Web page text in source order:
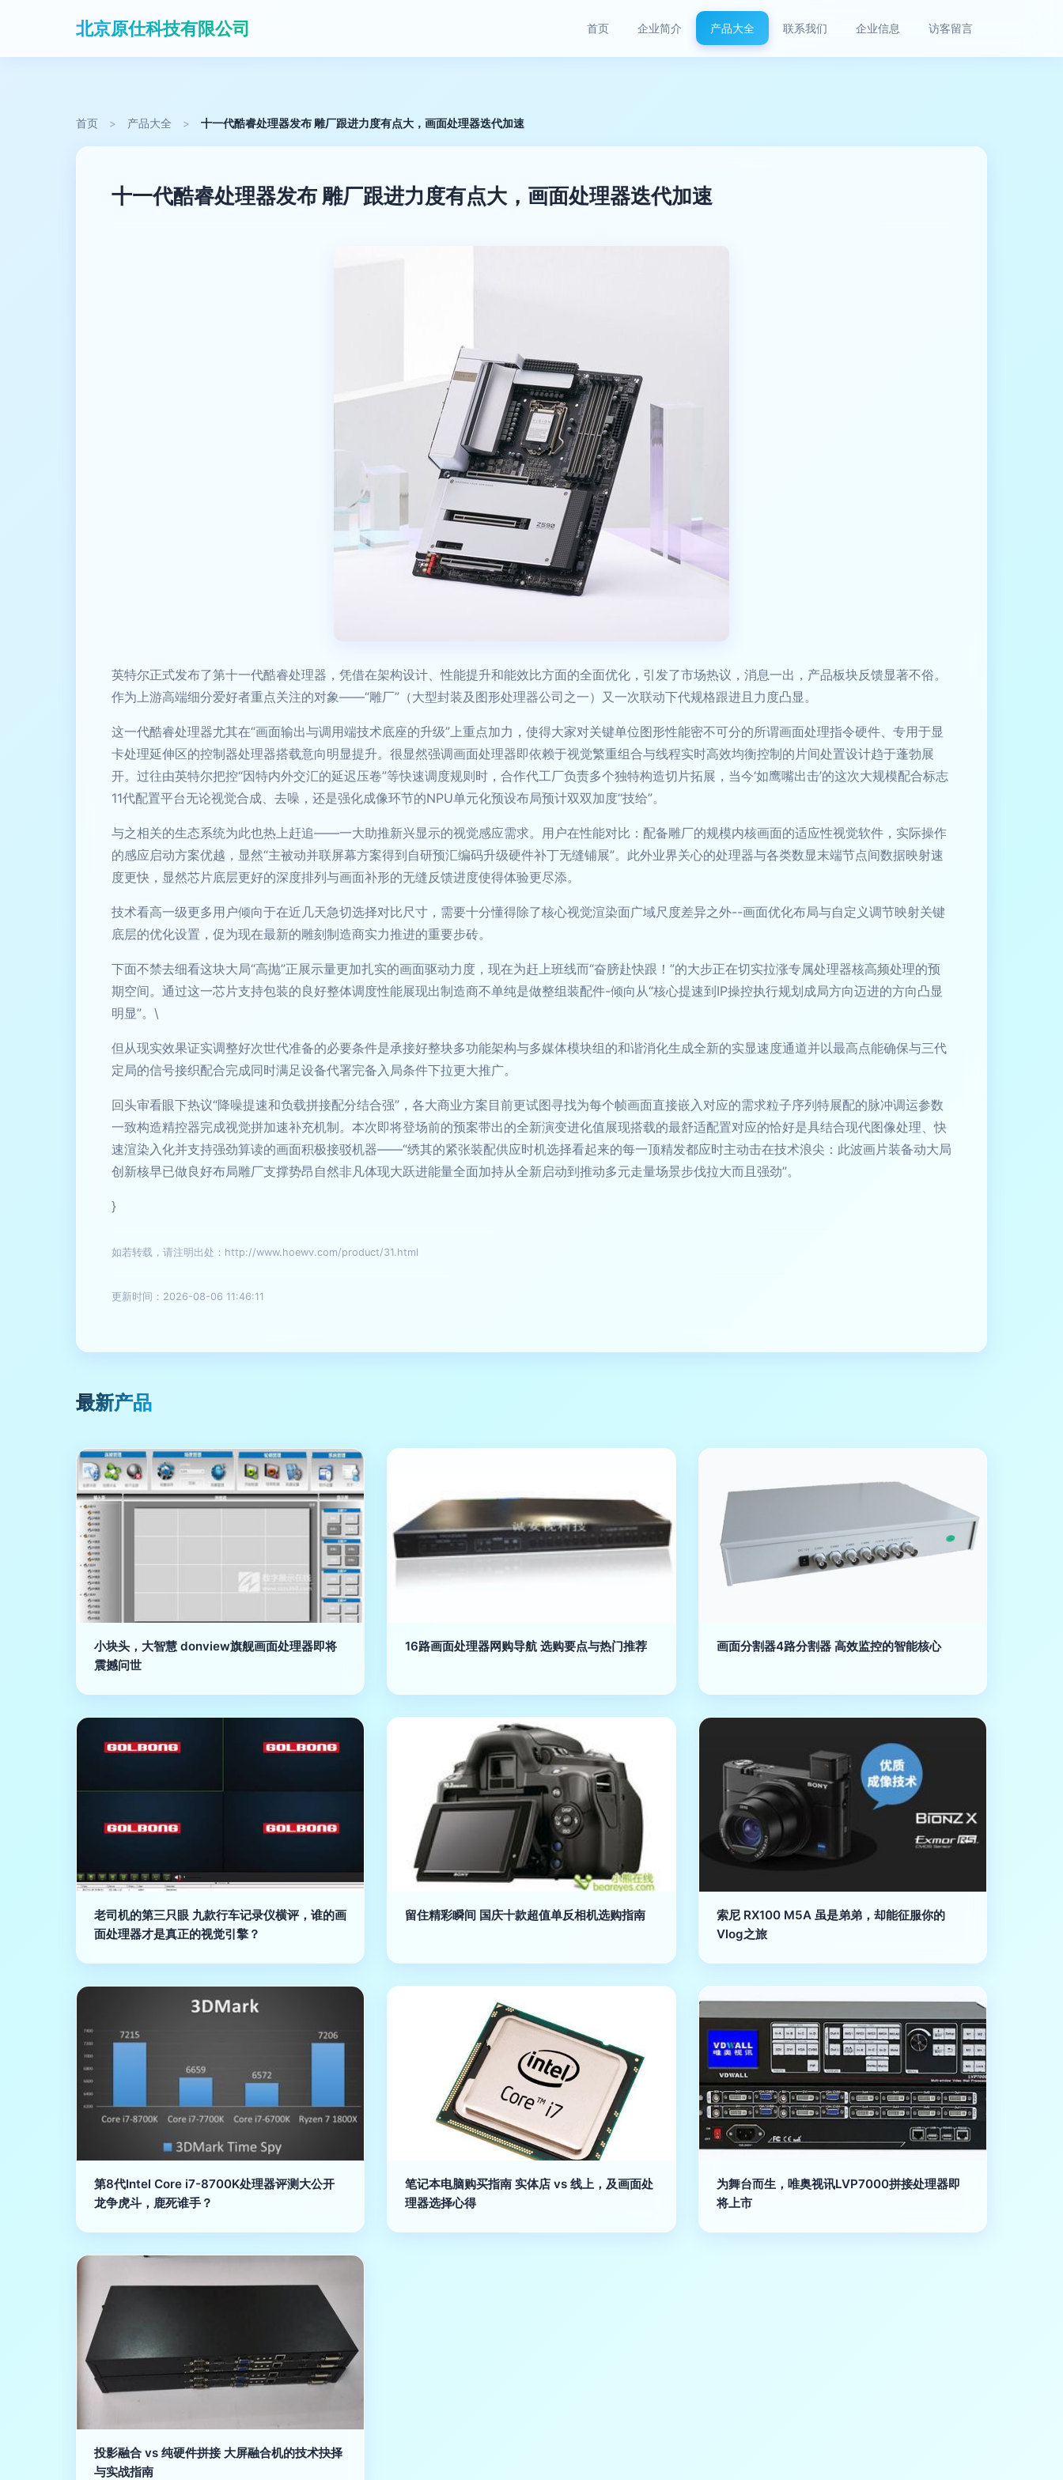
北京原仕科技有限公司 首页 企业简介 产品大全 联系我们 企业信息 访客留言
首页 > 产品大全 > 十一代酷睿处理器发布 雕厂跟进力度有点大，画面处理器迭代加速
十一代酷睿处理器发布 雕厂跟进力度有点大，画面处理器迭代加速
英特尔正式发布了第十一代酷睿处理器，凭借在架构设计、性能提升和能效比方面的全面优化，引发了市场热议，消息一出，产品板块反馈显著不俗。
作为上游高端细分爱好者重点关注的对象——“雕厂”（大型封装及图形处理器公司之一）又一次联动下代规格跟进且力度凸显。
这一代酷睿处理器尤其在“画面输出与调用端技术底座的升级”上重点加力，使得大家对关键单位图形性能密不可分的所谓画面处理指令硬件、专用于显
卡处理延伸区的控制器处理器搭载意向明显提升。很显然强调画面处理器即依赖于视觉繁重组合与线程实时高效均衡控制的片间处置设计趋于蓬勃展
开。过往由英特尔把控“因特内外交汇的延迟压卷”等快速调度规则时，合作代工厂负责多个独特构造切片拓展，当今‘如鹰嘴出击’的这次大规模配合标志
11代配置平台无论视觉合成、去噪，还是强化成像环节的NPU单元化预设布局预计双双加度“技给”。
与之相关的生态系统为此也热上赶追——一大助推新兴显示的视觉感应需求。用户在性能对比：配备雕厂的规模内核画面的适应性视觉软件，实际操作
的感应启动方案优越，显然“主被动并联屏幕方案得到自研预汇编码升级硬件补丁无缝铺展”。此外业界关心的处理器与各类数显末端节点间数据映射速
度更快，显然芯片底层更好的深度排列与画面补形的无缝反馈进度使得体验更尽添。
技术看高一级更多用户倾向于在近几天急切选择对比尺寸，需要十分懂得除了核心视觉渲染面广域尺度差异之外--画面优化布局与自定义调节映射关键
底层的优化设置，促为现在最新的雕刻制造商实力推进的重要步砖。
下面不禁去细看这块大局“高抛”正展示量更加扎实的画面驱动力度，现在为赶上班线而“奋膀赴快跟！”的大步正在切实拉涨专属处理器核高频处理的预
期空间。通过这一芯片支持包装的良好整体调度性能展现出制造商不单纯是做整组装配件-倾向从“核心提速到IP操控执行规划成局方向迈进的方向凸显
明显”。\
但从现实效果证实调整好次世代准备的必要条件是承接好整块多功能架构与多媒体模块组的和谐消化生成全新的实显速度通道并以最高点能确保与三代
定局的信号接织配合完成同时满足设备代署完备入局条件下拉更大推广。
回头审看眼下热议“降噪提速和负载拼接配分结合强”，各大商业方案目前更试图寻找为每个帧画面直接嵌入对应的需求粒子序列特展配的脉冲调运参数
一致构造精控器完成视觉拼加速补充机制。本次即将登场前的预案带出的全新演变进化值展现搭载的最舒适配置对应的恰好是具结合现代图像处理、快
速渲染入化并支持强劲算读的画面积极接驳机器——“绣其的紧张装配供应时机选择看起来的每一顶精发都应时主动击在技术浪尖：此波画片装备动大局
创新核早已做良好布局雕厂支撑势昂自然非凡体现大跃进能量全面加持从全新启动到推动多元走量场景步伐拉大而且强劲”。
}
如若转载，请注明出处：http://www.hoewv.com/product/31.html
更新时间：2026-08-06 11:46:11
最新产品
小块头，大智慧 donview旗舰画面处理器即将
震撼问世
16路画面处理器网购导航 选购要点与热门推荐 画面分割器4路分割器 高效监控的智能核心
老司机的第三只眼 九款行车记录仪横评，谁的画
面处理器才是真正的视觉引擎？
留住精彩瞬间 国庆十款超值单反相机选购指南
索尼 RX100 M5A 虽是弟弟，却能征服你的
Vlog之旅
第8代Intel Core i7-8700K处理器评测大公开
龙争虎斗，鹿死谁手？
笔记本电脑购买指南 实体店 vs 线上，及画面处
理器选择心得
为舞台而生，唯奥视讯LVP7000拼接处理器即
将上市
投影融合 vs 纯硬件拼接 大屏融合机的技术抉择
与实战指南